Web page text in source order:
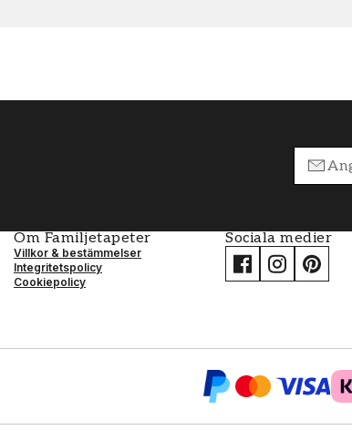
Om Familjetapeter
Villkor & bestämmelser
Integritetspolicy
Cookiepolicy
Sociala medier